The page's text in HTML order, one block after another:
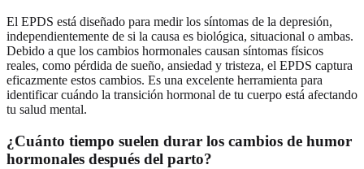
El EPDS está diseñado para medir los síntomas de la depresión,
independientemente de si la causa es biológica, situacional o ambas.
Debido a que los cambios hormonales causan síntomas físicos
reales, como pérdida de sueño, ansiedad y tristeza, el EPDS captura
eficazmente estos cambios. Es una excelente herramienta para
identificar cuándo la transición hormonal de tu cuerpo está afectando
tu salud mental.
¿Cuánto tiempo suelen durar los cambios de humor
hormonales después del parto?